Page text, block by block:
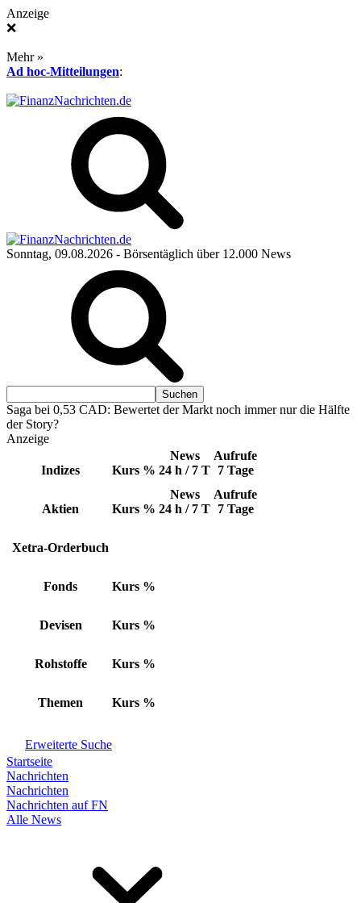
Anzeige
❌
Mehr »
Ad hoc-Mitteilungen:
Sonntag, 09.08.2026 - Börsentäglich über 12.000 News
Saga bei 0,53 CAD: Bewertet der Markt noch immer nur die Hälfte
der Story?
Anzeige
Indizes Kurs %
News
24 h / 7 T
Aufrufe
7 Tage
Aktien Kurs %
News
24 h / 7 T
Aufrufe
7 Tage
Xetra-Orderbuch
Fonds Kurs %
Devisen Kurs %
Rohstoffe Kurs %
Themen Kurs %
Erweiterte Suche
Startseite
Nachrichten
Nachrichten
Nachrichten auf FN
Alle News